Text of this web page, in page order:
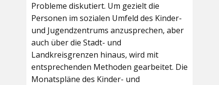
Probleme diskutiert. Um gezielt die
Personen im sozialen Umfeld des Kinder-
und Jugendzentrums anzusprechen, aber
auch über die Stadt- und
Landkreisgrenzen hinaus, wird mit
entsprechenden Methoden gearbeitet. Die
Monatspläne des Kinder- und